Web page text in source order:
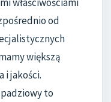
właściwościami
od
większą
i jakości.
to